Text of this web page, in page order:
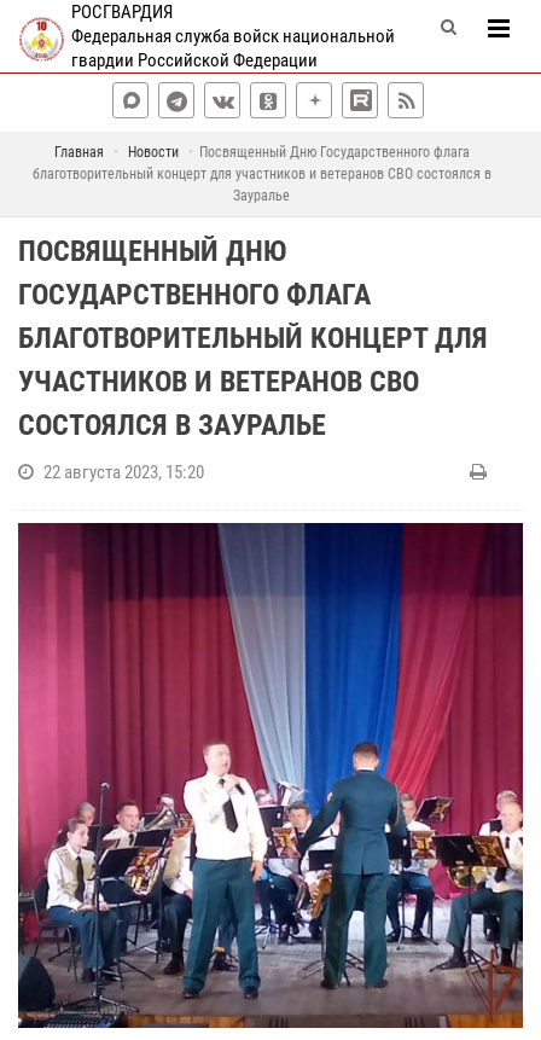
РОСГВАРДИЯ
Федеральная служба войск национальной
гвардии Российской Федерации
Главная Новости
Посвященный Дню Государственного флага
благотворительный концерт для участников и ветеранов СВО состоялся в
Зауралье
ПОСВЯЩЕННЫЙ ДНЮ
ГОСУДАРСТВЕННОГО ФЛАГА
БЛАГОТВОРИТЕЛЬНЫЙ КОНЦЕРТ ДЛЯ
УЧАСТНИКОВ И ВЕТЕРАНОВ СВО
СОСТОЯЛСЯ В ЗАУРАЛЬЕ
22 августа 2023, 15:20